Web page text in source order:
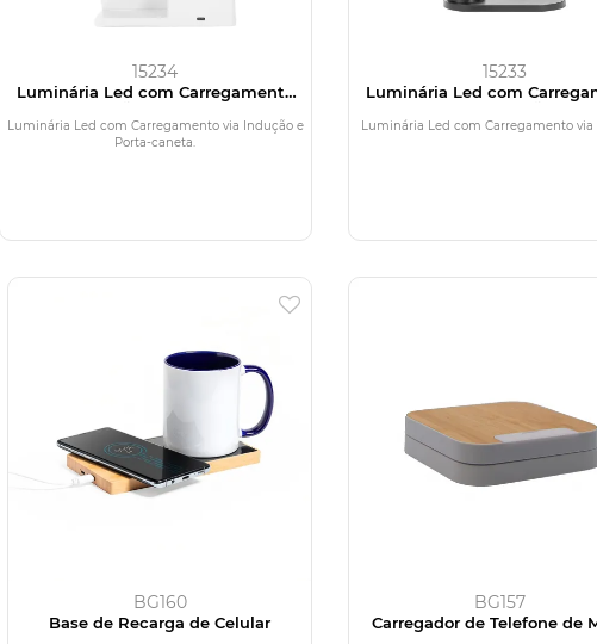
15234
Luminária Led com Carregamento
Luminária Led com Carregamento via Indução e
Porta-caneta.
15233
Luminária Led com
Luminária Led com Carregamento via
BG160
Base de Recarga de Celular
BG157
Carregador de Telefone de